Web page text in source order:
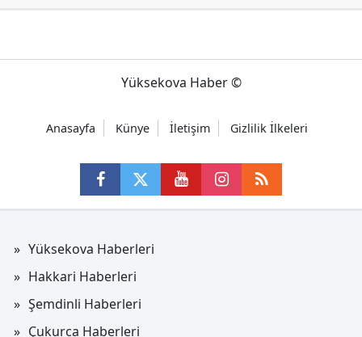
Yüksekova Haber ©
Anasayfa Künye İletişim Gizlilik İlkeleri
Yüksekova Haberleri
Hakkari Haberleri
Şemdinli Haberleri
Çukurca Haberleri